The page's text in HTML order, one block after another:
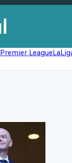
Premier League